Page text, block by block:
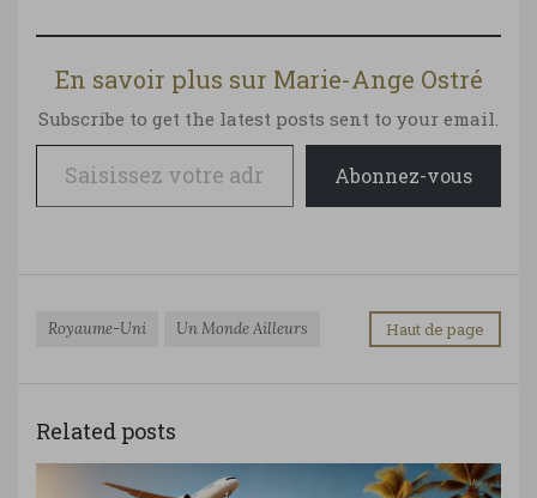
En savoir plus sur Marie-Ange Ostré
Subscribe to get the latest posts sent to your email.
Saisissez votre adresse e-mail…
Abonnez-vous
Royaume-Uni Un Monde Ailleurs Haut de page
Related posts